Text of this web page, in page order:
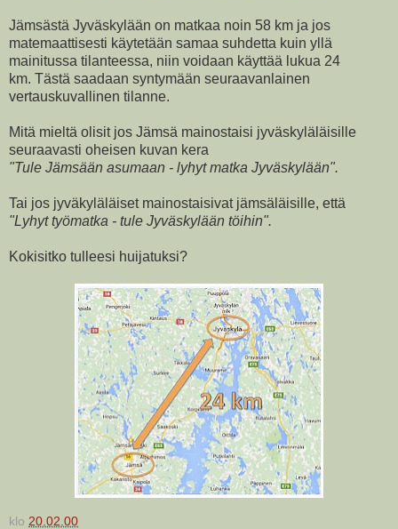
Jämsästä Jyväskylään on matkaa noin 58 km ja jos
matemaattisesti käytetään samaa suhdetta kuin yllä
mainitussa tilanteessa, niin voidaan käyttää lukua 24
km. Tästä saadaan syntymään seuraavanlainen
vertauskuvallinen tilanne.
Mitä mieltä olisit jos Jämsä mainostaisi jyväskyläläisille
seuraavasti oheisen kuvan kera
"Tule Jämsään asumaan - lyhyt matka Jyväskylään".
Tai jos jyväkyläläiset mainostaisivat jämsäläisille, että
"Lyhyt työmatka - tule Jyväskylään töihin".
Kokisitko tulleesi huijatuksi?
klo 20.02.00